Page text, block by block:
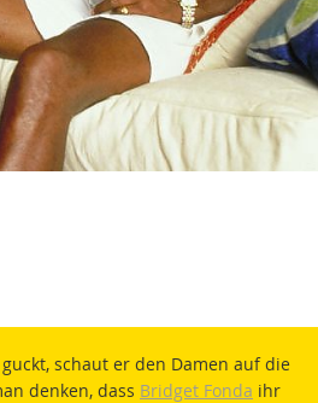
schaut er den Damen auf die
denken, dass Bridget Fonda ihr